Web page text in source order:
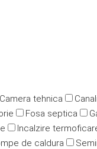
Camera tehnica
Fosa septica
Incalzire
de caldura